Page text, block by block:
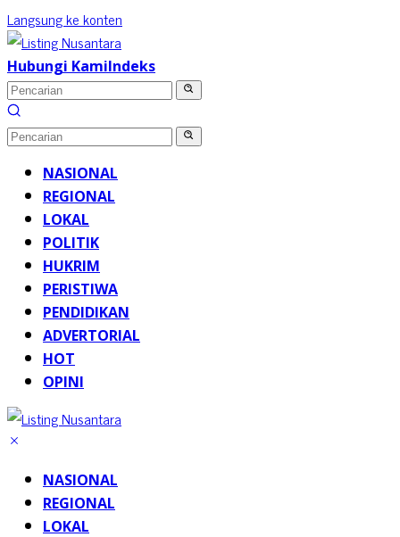
Langsung ke konten
Hubungi KamiIndeks
NASIONAL
REGIONAL
LOKAL
POLITIK
HUKRIM
PERISTIWA
PENDIDIKAN
ADVERTORIAL
HOT
OPINI
NASIONAL
REGIONAL
LOKAL